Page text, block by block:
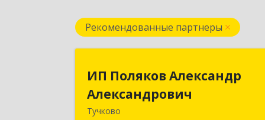
Рекомендованные партнеры
ИП Поляков Александр
Александрович
Тучково
Александрович
143160, Московская обл., Рузский р-н,